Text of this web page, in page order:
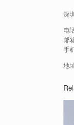
深
电
邮
手
地